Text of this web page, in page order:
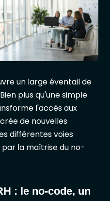
un large éventail de
plus qu'une simple
l'accès aux
de nouvelles
différentes voies
la maîtrise du no-
: le no-code, un